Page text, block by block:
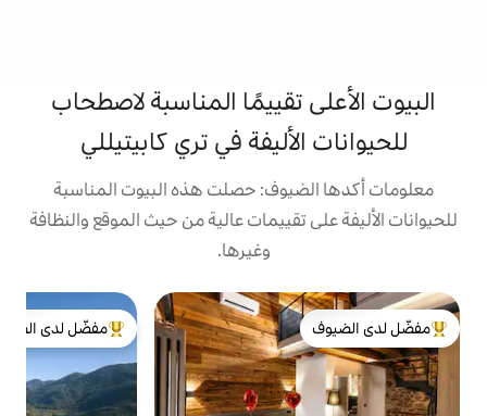
المناسبة لاصطحاب
في تري كابيتيللي
حصلت هذه البيوت المناسبة
عالية من حيث الموقع والنظافة
الضيوف من أبرز البيوت المفضّلة لدى الضيوف
مفضّل لدى الضيوف